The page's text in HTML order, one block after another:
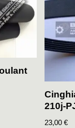
210j-
23,00€